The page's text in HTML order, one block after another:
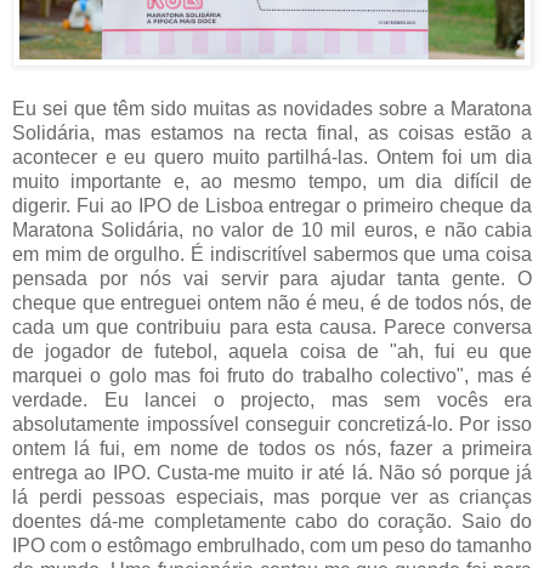
Eu sei que têm sido muitas as novidades sobre a Maratona
Solidária, mas estamos na recta final, as coisas estão a
acontecer e eu quero muito partilhá-las. Ontem foi um dia
muito importante e, ao mesmo tempo, um dia difícil de
digerir. Fui ao IPO de Lisboa entregar o primeiro cheque da
Maratona Solidária, no valor de 10 mil euros, e não cabia
em mim de orgulho. É indiscritível sabermos que uma coisa
pensada por nós vai servir para ajudar tanta gente. O
cheque que entreguei ontem não é meu, é de todos nós, de
cada um que contribuiu para esta causa. Parece conversa
de jogador de futebol, aquela coisa de "ah, fui eu que
marquei o golo mas foi fruto do trabalho colectivo", mas é
verdade. Eu lancei o projecto, mas sem vocês era
absolutamente impossível conseguir concretizá-lo. Por isso
ontem lá fui, em nome de todos os nós, fazer a primeira
entrega ao IPO. Custa-me muito ir até lá. Não só porque já
lá perdi pessoas especiais, mas porque ver as crianças
doentes dá-me completamente cabo do coração. Saio do
IPO com o estômago embrulhado, com um peso do tamanho